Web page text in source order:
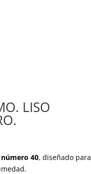
LISO
40, diseñadopara